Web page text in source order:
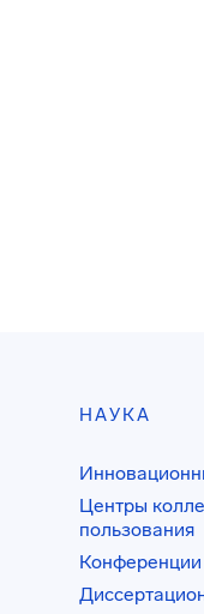
НАУКА
Центры
пользования